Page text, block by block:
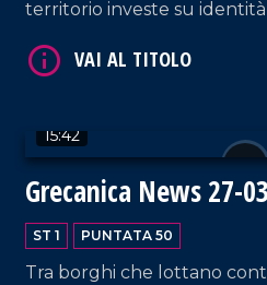
territorio investe su
narrazione culturale.
15:42
Grecanica News 27-
ST 1 PUNTATA 50
Tra borghi che lottano
VAI AL TITOLO